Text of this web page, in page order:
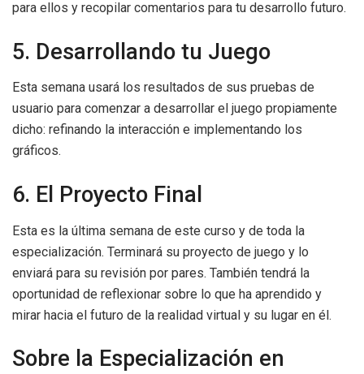
para ellos y recopilar comentarios para tu desarrollo futuro.
5. Desarrollando tu Juego
Esta semana usará los resultados de sus pruebas de
usuario para comenzar a desarrollar el juego propiamente
dicho: refinando la interacción e implementando los
gráficos.
6. El Proyecto Final
Esta es la última semana de este curso y de toda la
especialización. Terminará su proyecto de juego y lo
enviará para su revisión por pares. También tendrá la
oportunidad de reflexionar sobre lo que ha aprendido y
mirar hacia el futuro de la realidad virtual y su lugar en él.
Sobre la Especialización en